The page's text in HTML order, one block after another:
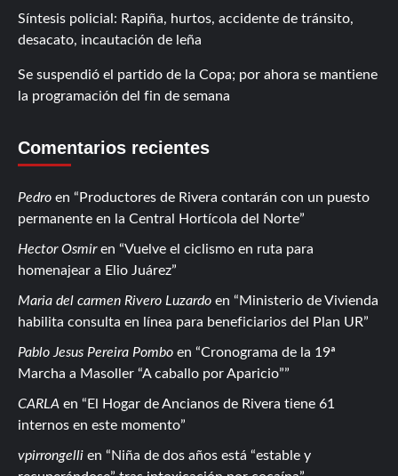
Síntesis policial: Rapiña, hurtos, accidente de tránsito,
desacato, incautación de leña
Se suspendió el partido de la Copa; por ahora se mantiene
la programación del fin de semana
Comentarios recientes
Pedro en
Productores de Rivera contarán con un puesto
permanente en la Central Hortícola del Norte
Hector Osmiren
Vuelve el ciclismo en ruta para
homenajear a Elio Juárez
Maria del carmen Rivero Luzardo en
Ministerio de Vivienda
habilita consulta en línea para beneficiarios del Plan UR
Pablo Jesus Pereira Pombo en
Cronograma de la 19ª
Marcha a Masoller “A caballo por Aparicio”
CARLA en
El Hogar de Ancianos de Rivera tiene 61
internos en este momento
vpirrongelli en
Niña de dos años está “estable y